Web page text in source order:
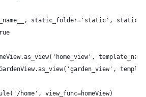
static_folder='static',
home', view_func=homeView)